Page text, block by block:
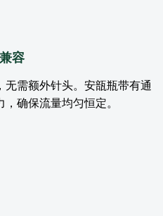
容
需额外针头。安瓿瓶带有通
确保流量均匀恒定。